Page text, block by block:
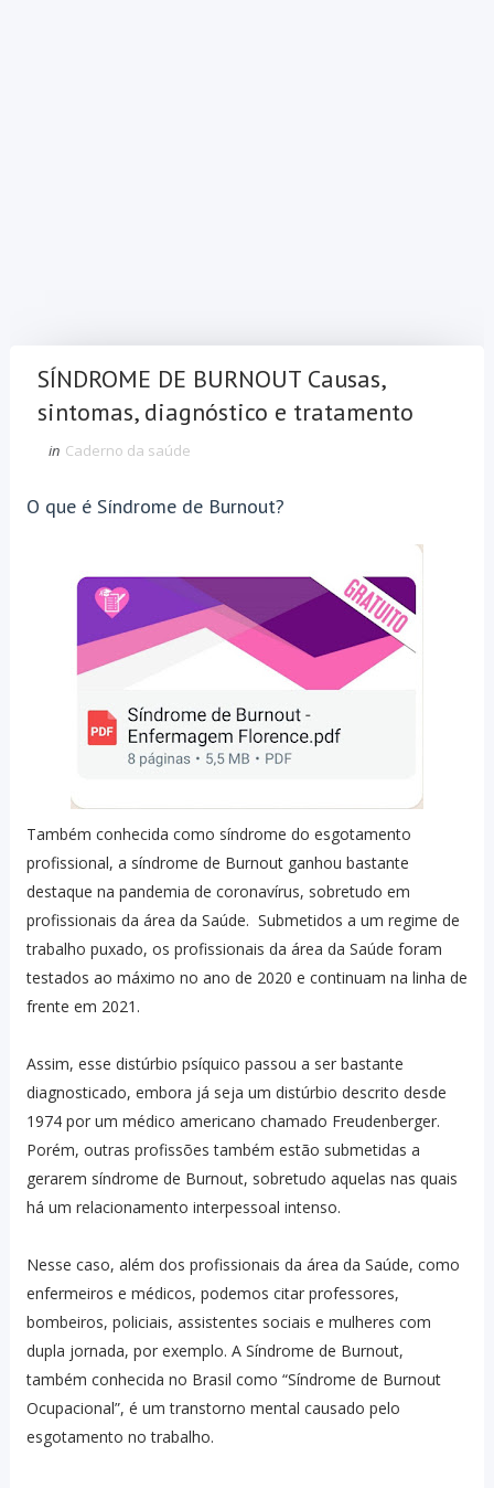
SÍNDROME DE BURNOUT Causas,
sintomas, diagnóstico e tratamento
in Caderno da saúde
O que é Síndrome de Burnout?
Também conhecida como síndrome do esgotamento
profissional, a síndrome de Burnout ganhou bastante
destaque na pandemia de coronavírus, sobretudo em
profissionais da área da Saúde. Submetidos a um regime de
trabalho puxado, os profissionais da área da Saúde foram
testados ao máximo no ano de 2020 e continuam na linha de
frente em 2021.
Assim, esse distúrbio psíquico passou a ser bastante
diagnosticado, embora já seja um distúrbio descrito desde
1974 por um médico americano chamado Freudenberger.
Porém, outras profissões também estão submetidas a
gerarem síndrome de Burnout, sobretudo aquelas nas quais
há um relacionamento interpessoal intenso.
Nesse caso, além dos profissionais da área da Saúde, como
enfermeiros e médicos, podemos citar professores,
bombeiros, policiais, assistentes sociais e mulheres com
dupla jornada, por exemplo. A Síndrome de Burnout,
também conhecida no Brasil como “Síndrome de Burnout
Ocupacional”, é um transtorno mental causado pelo
esgotamento no trabalho.